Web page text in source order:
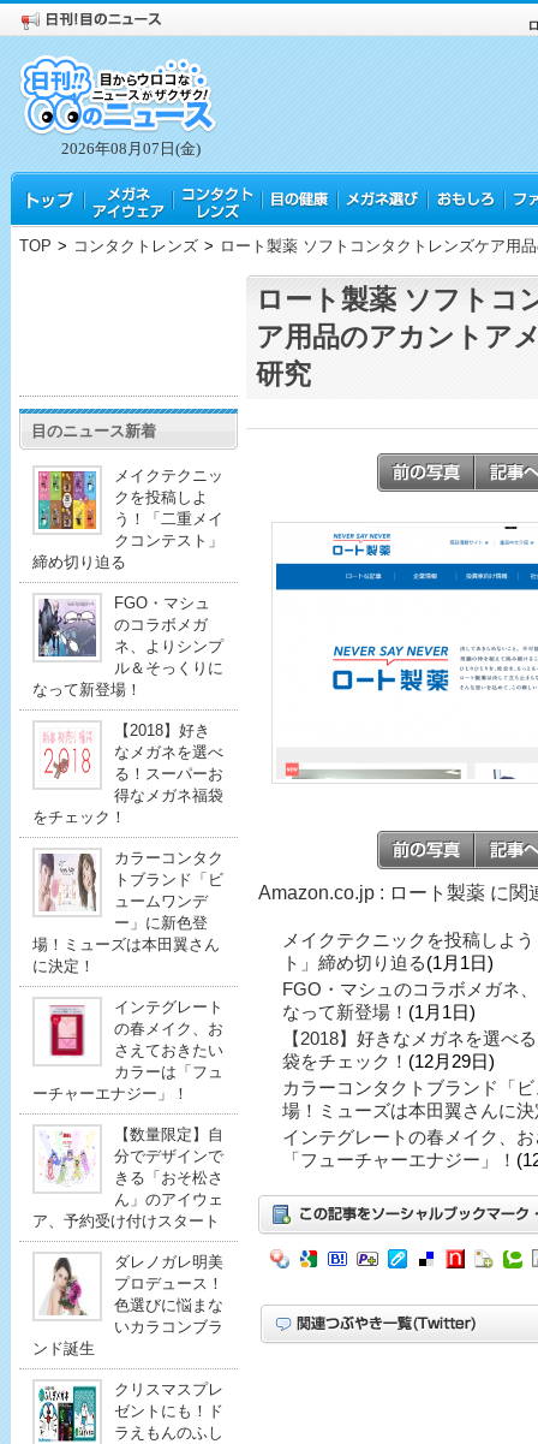
2026年08月07日(金)
TOP > コンタクトレンズ > ロート製薬 ソフトコンタクトレンズケア用
目のニュース新着
メイクテクニッ
クを投稿しよ
う！「二重メイ
クコンテスト」
締め切り迫る
FGO・マシュ
のコラボメガ
ネ、よりシンプ
ル＆そっくりに
なって新登場！
【2018】好き
なメガネを選べ
る！スーパーお
得なメガネ福袋
をチェック！
カラーコンタク
トブランド「ビ
ュームワンデ
ー」に新色登
場！ミューズは本田翼さん
に決定！
インテグレート
の春メイク、お
さえておきたい
カラーは「フュ
ーチャーエナジー」！
【数量限定】自
分でデザインで
きる「おそ松さ
ん」のアイウェ
ア、予約受け付けスタート
ダレノガレ明美
プロデュース！
色選びに悩まな
いカラコンブラ
ンド誕生
クリスマスプレ
ゼントにも！ド
ラえもんのふし
ロート製薬 ソフトコ
ア用品のアカントア
研究
Amazon.co.jp : ロート製薬 に関
メイクテクニックを投稿しよ
ト」締め切り迫る(1月1日)
FGO・マシュのコラボメガネ
なって新登場！ (1月1日)
【2018】好きなメガネを選べ
袋をチェック！ (12月29日)
カラーコンタクトブランド「
場！ミューズは本田翼さんに決
インテグレートの春メイク、
「フューチャーエナジー」！